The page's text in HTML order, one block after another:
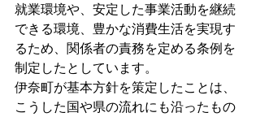
就業環境や、安定した事業活動を継続
できる環境、豊かな消費生活を実現す
るため、関係者の責務を定める条例を
制定したとしています。
伊奈町が基本方針を策定したことは、
こうした国や県の流れにも沿ったもの